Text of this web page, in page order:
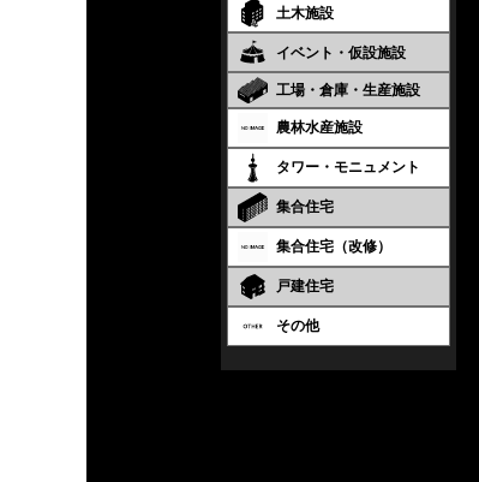
土木施設
イベント・仮設施設
工場・倉庫・生産施設
農林水産施設
タワー・モニュメント
集合住宅
集合住宅（改修）
戸建住宅
その他